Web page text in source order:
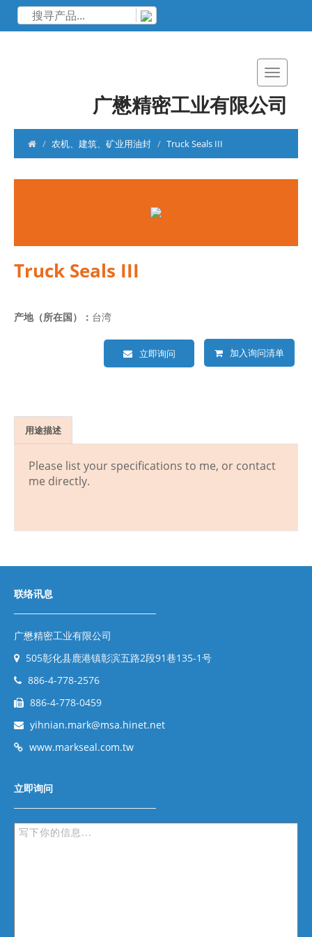
广懋精密工业有限公司
农机、建筑、矿业用油封 Truck Seals III
Truck Seals III
产地（所在国）： 台湾
立即询问 加入询问清单
用途描述
Please list your specifications to me, or contact
me directly.
联络讯息
广懋精密工业有限公司
505彰化县鹿港镇彰滨五路2段91巷135-1号
886-4-778-2576
886-4-778-0459
yihnian.mark@msa.hinet.net
www.markseal.com.tw
立即询问